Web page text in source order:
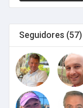
Seguidores (57)